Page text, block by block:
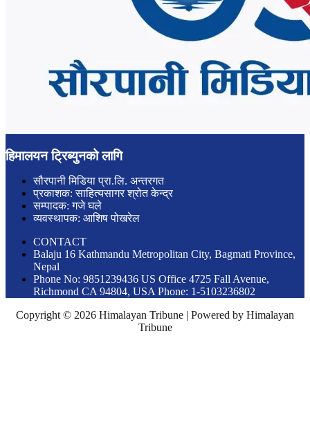
हिमालयन ट्रिब्युनको लागि
सौरपानी मिडिया प्रा.लि. अन्तरगत
प्रकाशक: साहित्यसागर श्रोत केन्द्र
सम्पादक: गजे घले
व्यवस्थापक: आशिष पोखरेल
CONTACT
Balaju 16 Kathmandu Metropolitan City, Bagmati Province,
Nepal
Phone No: 9851239436 US Office 4725 Fall Avenue,
Richmond CA 94804, USA Phone: 1-5103236802
Copyright © 2026 Himalayan Tribune | Powered by Himalayan
Tribune